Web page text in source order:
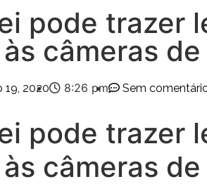
pode trazer
câmeras
19, 2020 8:26 pm Sem
pode trazer
câmeras